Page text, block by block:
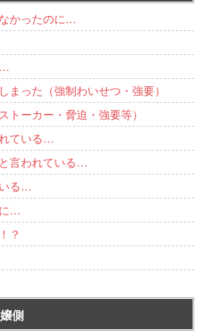
かったのに…
まった（強制わいせつ・強要）
トーカー・脅迫・強要等）
ている…
言われている…
る…
…
？
側